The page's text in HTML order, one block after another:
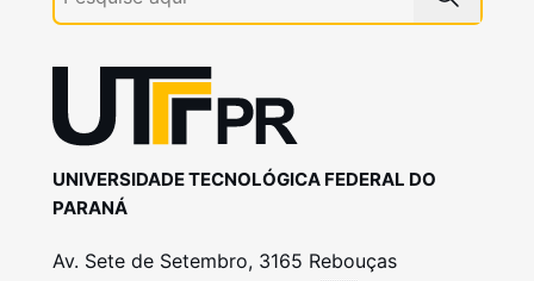
UNIVERSIDADE TECNOLÓGICA FEDERAL DO
PARANÁ
Av. Sete de Setembro, 3165 Rebouças